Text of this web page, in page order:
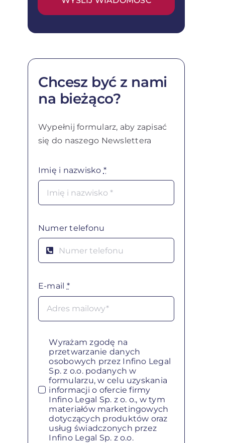
Chcesz być z nami
na bieżąco?
Wypełnij formularz, aby zapisać
się do naszego Newslettera
Imię i nazwisko *
Numer telefonu
E-mail *
Wyrażam zgodę na
przetwarzanie danych
osobowych przez Infino Legal
Sp. z o.o. podanych w
formularzu, w celu uzyskania
informacji o ofercie firmy
Infino Legal Sp. z o. o., w tym
materiałów marketingowych
dotyczących produktów oraz
usług świadczonych przez
Infino Legal Sp. z o.o.